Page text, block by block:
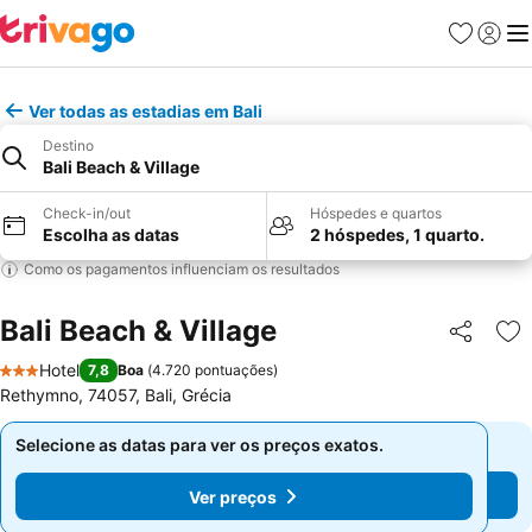
Favoritos
Iniciar
Ver todas as estadias em Bali
Destino
Bali Beach & Village
Check-in/out
Escolha as datas
Hóspedes e quartos
2 hóspedes, 1 quarto.
Como os pagamentos influenciam os resultados
Bali Beach & Village Partilhar
3 Estrelas
Hotel 7,8 Boa (4.720 pontuações)
Rethymno, 74057, Bali, Grécia
Selecione as datas para ver os preços exatos.
Ver preços
Selecione as datas para ver os preços exatos.
Ver preços